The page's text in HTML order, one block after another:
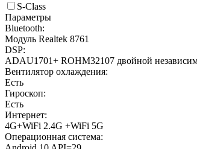
S-Class
Параметры
Bluetooth:
Модуль Realtek 8761
DSP:
ADAU1701+ ROHM32107 двойной
Вентилятор охлаждения:
Есть
Гироскоп:
Есть
Интернет:
4G+WiFi 2.4G +WiFi 5G
Операционная система: